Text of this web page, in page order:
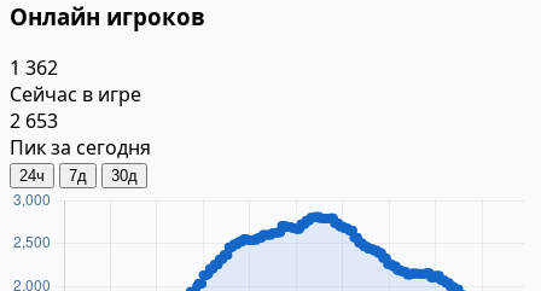
Онлайн игроков
1 362
Сейчас в игре
2 653
Пик за сегодня
24ч 7д 30д